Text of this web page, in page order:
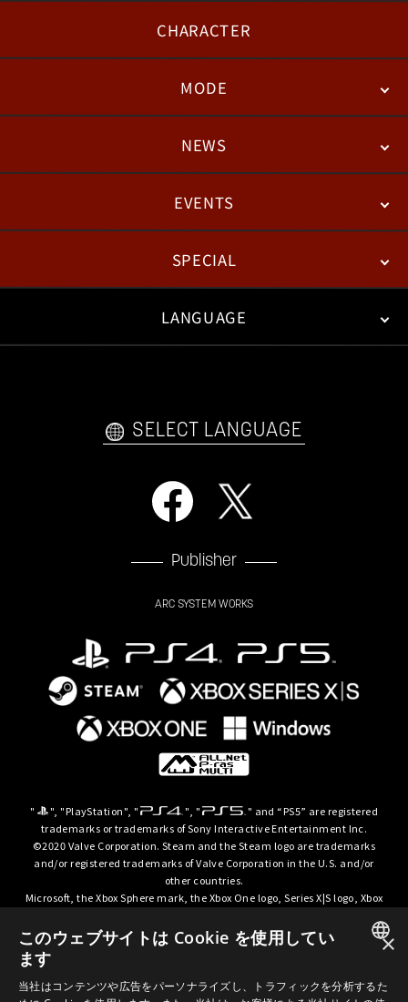
CHARACTER
MODE
BATTLENEWS
패치노트
EVENTS
ESPORTS
SPECIAL
WEB COMICS
LANGUAGE
SELECT LANGUAGE
Publisher
ARC SYSTEM WORKS
" ", "PlayStation", " ", "
" and “PS5” are registered
trademarks or trademarks of Sony Interactive Entertainment Inc.
©2020 Valve Corporation. Steam and the Steam logo are trademarks
and/or registered trademarks of Valve Corporation in the U.S. and/or
other countries.
Microsoft, the Xbox Sphere mark, the Xbox One logo, Series X|S logo, Xbox
trademarks of the Microsoft group of companies.
© ARC SYSTEM WORKS / © 2024 CD PROJEKT S.A. All rights reserved. CD
PROJEKT, the CD PROJEKT logo, Cyberpunk, Cyberpunk 2077, the
×
このウェブサイトは Cookie を使用してい
ます
当社はコンテンツや広告をパーソナライズし、トラフィックを分析するた